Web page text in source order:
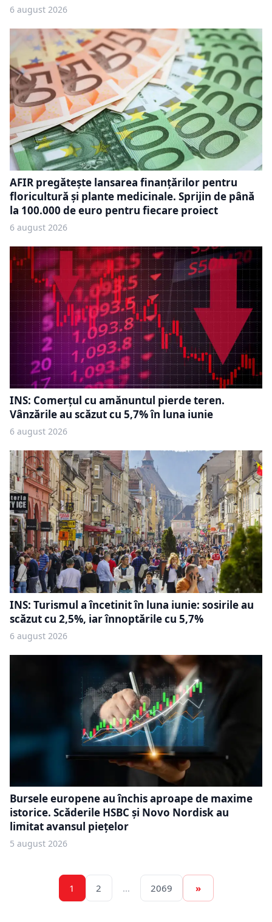
6 august 2026
AFIR pregătește lansarea finanțărilor pentru
floricultură și plante medicinale. Sprijin de până
la 100.000 de euro pentru fiecare proiect
6 august 2026
INS: Comerțul cu amănuntul pierde teren.
Vânzările au scăzut cu 5,7% în luna iunie
6 august 2026
INS: Turismul a încetinit în luna iunie: sosirile au
scăzut cu 2,5%, iar înnoptările cu 5,7%
6 august 2026
Bursele europene au închis aproape de maxime
istorice. Scăderile HSBC și Novo Nordisk au
limitat avansul piețelor
5 august 2026
1 2 … 2069 »